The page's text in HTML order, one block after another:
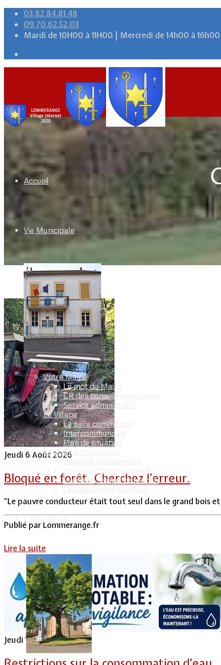
03.82.84.81.48
09.70.62.52.03
Mardi de 10H00 à 11H00 | Mercredi de 14h00 à
Accueil
Vie Municipale
Votre Mairie
Le mot du Maire
CR des conseils municipaux
Service administratif
Le Village
La salle communale
Intercommunalité
Plan de situation
Lotissement Hambois
Hambois, rappel historique
Jeudi 6 Août 2026
Bloqué en forêt. Cherchez l’erreur.
"Le pauvre conducteur était tout seul dans le grand bois
Publié par Lommerange.fr
Lire la suite
Jeudi 16 Juillet 2026